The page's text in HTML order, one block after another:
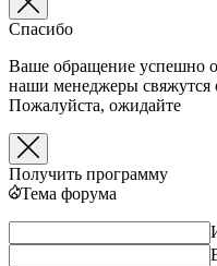
Спасибо
Ваше обращение успешно
наши менеджеры свяжутся
Пожалуйста, ожидайте
Получить программу
Тема форума